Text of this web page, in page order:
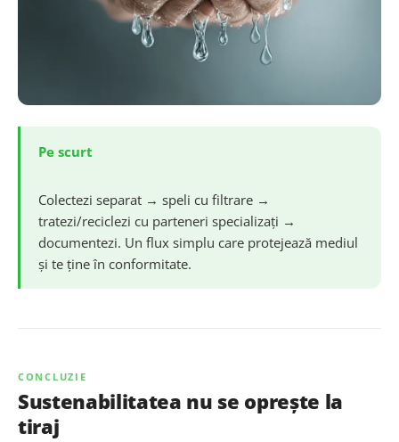
Pe scurt
Colectezi separat → speli cu filtrare →
tratezi/reciclezi cu parteneri specializați →
documentezi. Un flux simplu care protejează mediul
și te ține în conformitate.
CONCLUZIE
Sustenabilitatea nu se oprește la
tiraj